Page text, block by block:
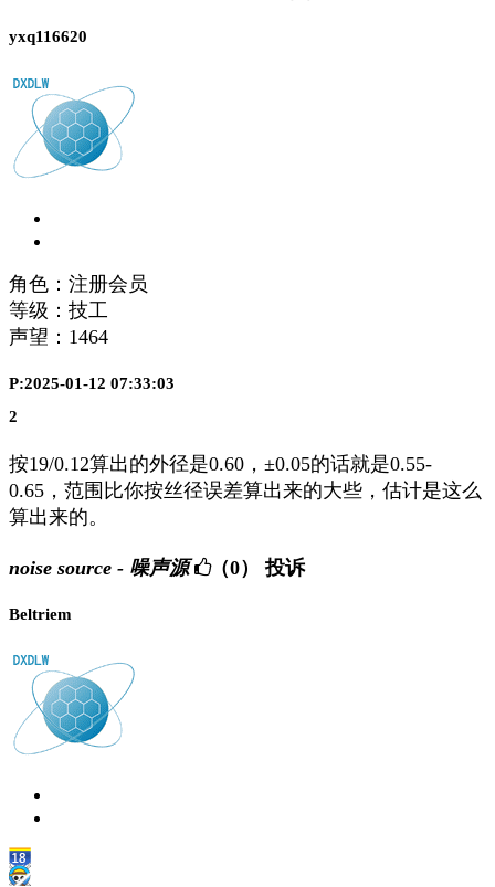
yxq116620
角色：注册会员
等级：技工
声望： 1464
P:2025-01-12 07:33:03
2
按19/0.12算出的外径是0.60，±0.05的话就是0.55-
0.65，范围比你按丝径误差算出来的大些，估计是这么
算出来的。
noise source - 噪声源 （0） 投诉
Beltriem